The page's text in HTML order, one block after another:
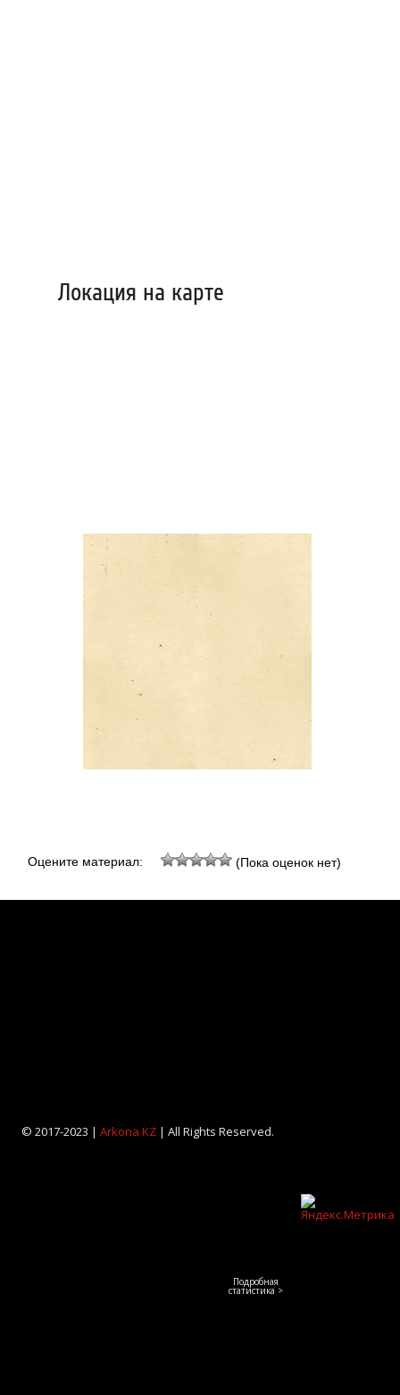
Локация на карте
Оцените материал: (Пока оценок нет)
© 2017-2023 | Arkona KZ| All Rights Reserved.
Подробная
статистика >